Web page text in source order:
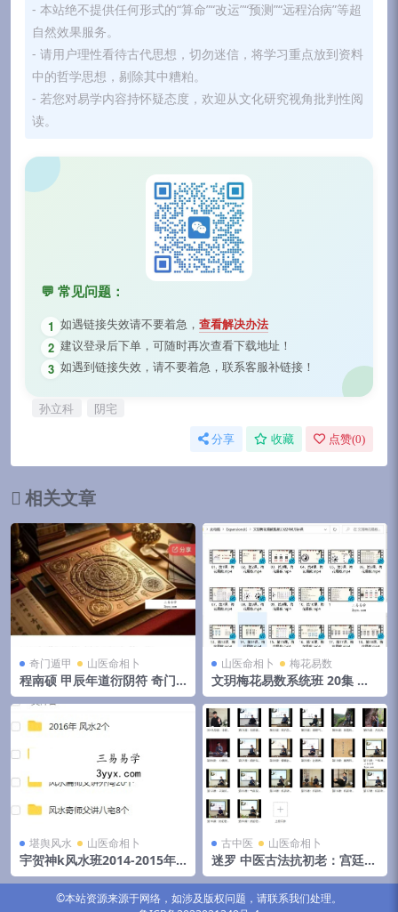
- 本站绝不提供任何形式的“算命”“改运”“预测”“远程治病”等超
自然效果服务。
- 请用户理性看待古代思想，切勿迷信，将学习重点放到资料
中的哲学思想，剔除其中糟粕。
- 若您对易学内容持怀疑态度，欢迎从文化研究视角批判性阅
读。
💬 常见问题：
1 如遇链接失效请不要着急， 查看解决办法
2 建议登录后下单，可随时再次查看下载地址！
3 如遇到链接失效，请不要着急，联系客服补链接！
孙立科 阴宅
分享 收藏 点赞(0)
相关文章
奇门遁甲 山医命相卜
程南硕 甲辰年道衍阴符 奇门
遁甲 第一期 21视频
山医命相卜 梅花易数
文玥梅花易数系统班 20集 百
度网盘下载
堪舆风水 山医命相卜
宇贺神k风水班2014-2015年
初文字记录.pdf 夸克网盘下载
古中医 山医命相卜
迷罗 中医古法抗初老：宫廷秘
方+中医经络+养护瑜伽，让你
延缓岁月、抵抗初老（完结）
©本站资源来源于网络，如涉及版权问题，请联系我们处理。